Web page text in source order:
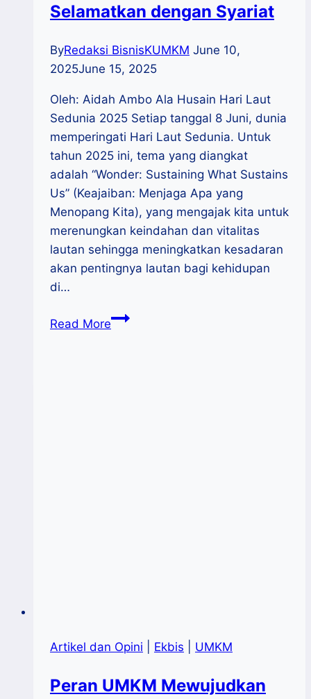
Selamatkan dengan Syariat
ByRedaksi BisnisKUMKM June 10,
2025June 15, 2025
Oleh: Aidah Ambo Ala Husain Hari Laut
Sedunia 2025 Setiap tanggal 8 Juni, dunia
memperingati Hari Laut Sedunia. Untuk
tahun 2025 ini, tema yang diangkat
adalah “Wonder: Sustaining What Sustains
Us” (Keajaiban: Menjaga Apa yang
Menopang Kita), yang mengajak kita untuk
merenungkan keindahan dan vitalitas
lautan sehingga meningkatkan kesadaran
akan pentingnya lautan bagi kehidupan
di…
Read MoreIroni
Artikel dan Opini Ekbis UMKM
Peran UMKM Mewujudkan